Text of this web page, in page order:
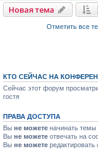
Новая тема
Отметить все
КТО СЕЙЧАС НА
Сейчас этот форум
гостя
ПРАВА ДОСТУПА
Вы не можете начинать темы
Вы не можете отвечать на
Вы не можете